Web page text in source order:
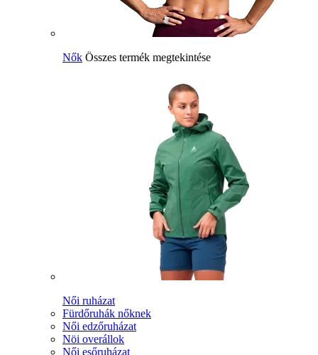
Nők Összes termék megtekintése
Női ruházat
Fürdőruhák nőknek
Női edzőruházat
Nöi overállok
Női esőruházat